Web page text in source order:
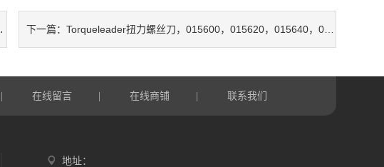
下一篇：Torqueleader扭力螺丝刀，015600，015620，015640，015660
在线留言 在线商铺 联系我们
地址：